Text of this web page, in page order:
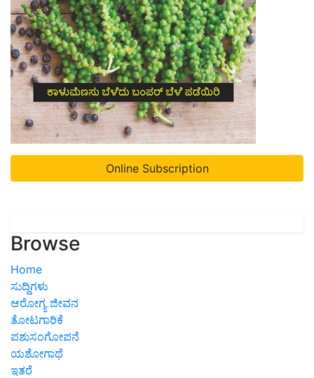
Online Subscription
Browse
Home
ಸುದ್ದಿಗಳು
ಆರೋಗ್ಯ ಜೀವನ
ತೋಟಗಾರಿಕೆ
ಪಶುಸಂಗೋಪನೆ
ಯಶೋಗಾಥೆ
ಇತರೆ